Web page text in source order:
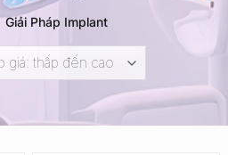
Giải Pháp Implant